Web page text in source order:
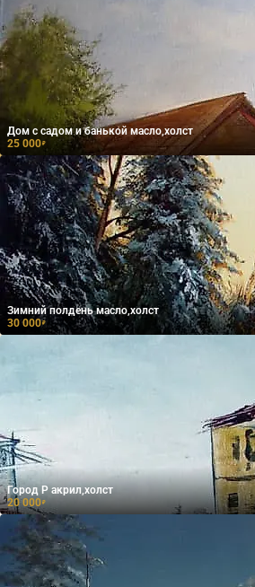
Дом с садом и банькой масло,холст
25 000₽
Зимний полдень масло,холст
30 000₽
Город Р акрил,холст
20 000₽